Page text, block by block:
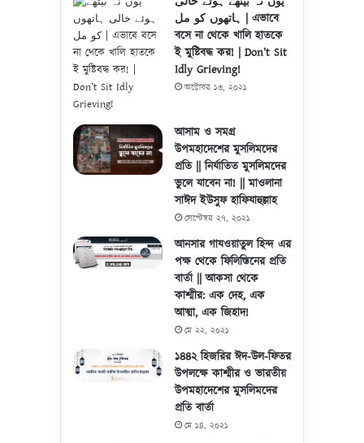
ہاتھوں کو مل | এভাবে
বসে না থেকে খালি হাতকে
ই মুষ্টিবদ্ধ কর! | Don’t Sit
Idly Grieving!
অক্টোবর ১৩, ২০২১
আসাম ও সমগ্র
উপমহাদেশের মুসলিমদের
প্রতি || নির্যাতিত মুসলিমদের
ভুলে যাবেন না! || মাওলানা
সাঈদ ইউসুফ হাফিযাহুল্লাহ
সেপ্টেম্বর ২৭, ২০২১
আনসার গাযওয়াতুল হিন্দ এর
পক্ষ থেকে ফিলিস্তিনের প্রতি
বার্তা || আকসা থেকে
কাশ্মীর: এক দেহ, এক
আত্মা, এক জিহাদ!
মে ২২, ২০২১
১৪৪২ হিজরির ঈদ-উল-ফিতর
উপলক্ষে কাশ্মীর ও ভারতীয়
উপমহাদেশের মুসলিমদের
প্রতি বার্তা
মে ১৪, ২০২১